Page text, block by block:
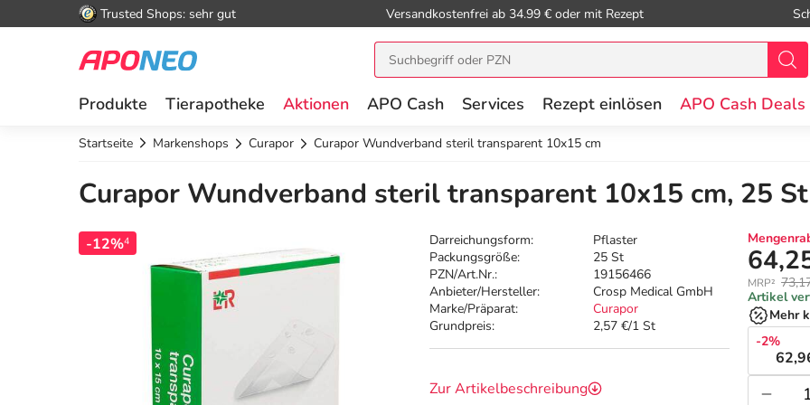
Trusted Shops: sehr gut Versandkostenfrei ab 34.99 € oder mit Rezept
Produkte Tierapotheke Aktionen APO Cash Services Rezept einlösen APO Cash Deals
Startseite Markenshops Curapor Curapor Wundverband steril transparent 10x15 cm
Curapor Wundverband steril transparent 10x15 cm, 25 St
-12%4 Darreichungsform:
Pflaster
Packungsgröße:
25 St
PZN/Art.Nr.:
19156466
Anbieter/Hersteller:
Crosp Medical GmbH
Marke/Präparat:
Curapor
Grundpreis:
2,57 €/1 St
Zur Artikelbeschreibung
MRP²
Artikel
Mehr
-2%